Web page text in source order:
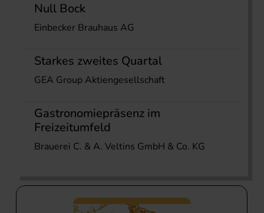
Null Bock
Einbecker Brauhaus AG
Starkes zweites Quartal
GEA Group Aktiengesellschaft
Gastronomiepräsenz im
Freizeitumfeld
Brauerei C. & A. Veltins GmbH & Co. KG